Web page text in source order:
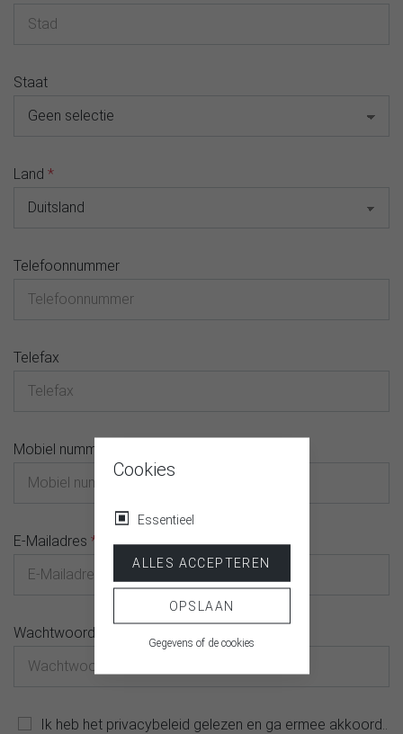
Staat
Land *
Telefoonnummer
Telefax
Mobiel nummer
E-Mailadres *
Wachtwoord
Ik heb het privacybeleid gelezen en ga ermee akkoord..
Cookies
Essentieel
ALLES ACCEPTEREN
OPSLAAN
Gegevens of de cookies